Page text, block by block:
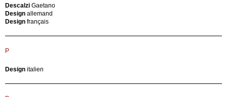
Boyer
Michel
(Style)
Bozzi
Augusto
Arthur
Angelo
Cappellini
Carl
Aubock
Carl
Hansen
mod.
Amini
Casa
Descalzi Gaetano
Design allemand
Design français
P
Design italien